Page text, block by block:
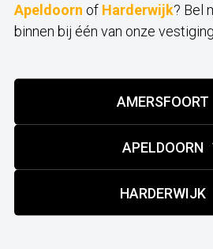
Apeldoorn of Harderwijk? Bel
binnen bij één van onze
AMERSFOORT
APELDOORN
HARDERWIJK